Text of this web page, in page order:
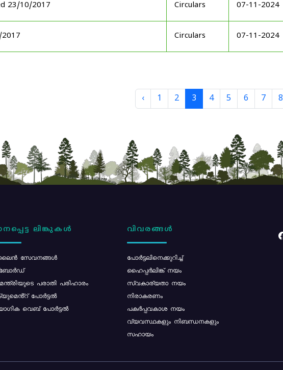
23/10/2017 Circulars 07-11-2024
Circulars 07-11-2024
‹ 1 2 3 4 5 6 7 8
ലിങ്കുകൾ
സേവനങ്ങൾ
പരാതി പരിഹാരം
പോർട്ടൽ
വെബ് പോർട്ടൽ
വിവരങ്ങൾ
പോര്‍ട്ടലിനെക്കുറിച്ച്
ഹൈപ്പർലിങ്ക് നയം
സ്വകാര്യതാ നയം
നിരാകരണം
പകർപ്പവകാശ നയം
വ്യവസ്ഥകളും നിബന്ധനകളും
സഹായം